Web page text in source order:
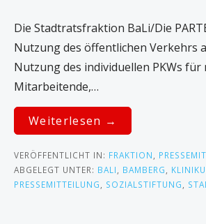
Die Stadtratsfraktion BaLi/Die
Nutzung des öffentlichen Verkehrs
Nutzung des individuellen PKWs für
Mitarbeitende,…
Weiterlesen →
VERÖFFENTLICHT IN: FRAKTION
ABGELEGT UNTER: BALI BAMBERG
PRESSEMITTEILUNG
SOZIALSTIFTUNG